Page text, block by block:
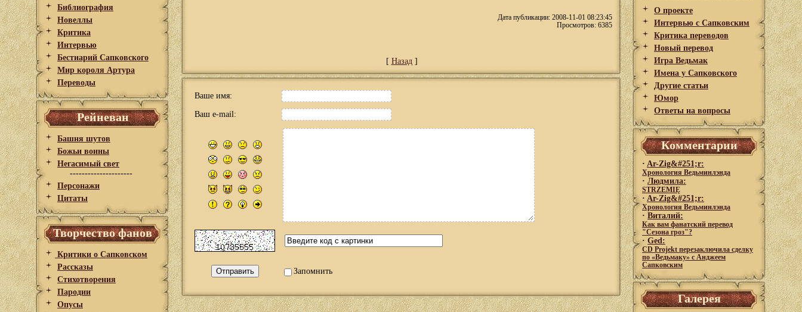
Библиография
Новеллы
Критика
Интервью
Бестиарий Сапковского
Мир короля Артура
Переводы
Рейневан
Башня шутов
Божьи воины
Негасимый свет
---------------------
Персонажи
Цитаты
Творчество фанов
Критики о Сапковском
Рассказы
Стихотворения
Пародии
Опусы
Дата публикации: 2008-11-01 08:23:45
Просмотров: 6385
[ Назад]
Ваше имя:
Ваш e-mail:
Запомнить
О проекте
Интервью с Сапковским
Критика переводов
Новый перевод
Игра Ведьмак
Имена у Сапковского
Другие статьи
Юмор
Ответы на вопросы
Комментарии
· Ar-Zig&#251;r:
Хронология Ведьминлэнда
· Людмила:
STRZEMIĘ
· Ar-Zig&#251;r:
Хронология Ведьминлэнда
· Виталий:
Как вам фанатский перевод
"Сезона гроз"?
· Ged:
CD Projekt перезаключила сделку
по «Ведьмаку» с Анджеем
Сапковским
Галерея